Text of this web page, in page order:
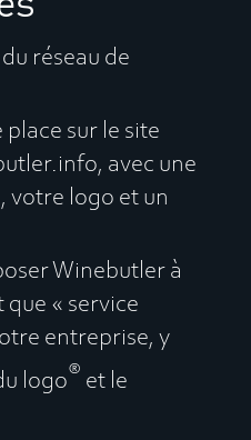
réseau de
sur le site
avec une
votre logo et un
Winebutler à
« service
entreprise, y
logo® et le